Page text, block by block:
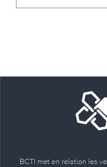
BCTI met en relation les